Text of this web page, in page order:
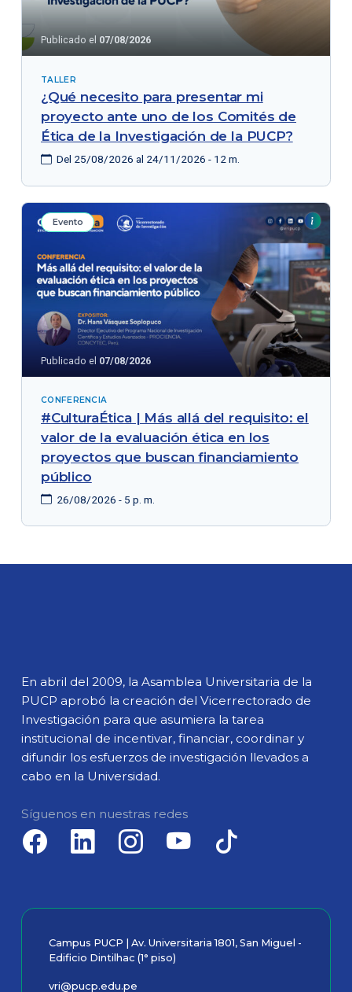
Publicado el 07/08/2026
TALLER
¿Qué necesito para presentar mi
proyecto ante uno de los Comités de
Ética de la Investigación de la PUCP?
Del 25/08/2026 al 24/11/2026 - 12 m.
Evento
Publicado el 07/08/2026
CONFERENCIA
#CulturaÉtica | Más allá del requisito: el
valor de la evaluación ética en los
proyectos que buscan financiamiento
público
26/08/2026 - 5 p. m.
En abril del 2009, la Asamblea Universitaria de la
PUCP aprobó la creación del Vicerrectorado de
Investigación para que asumiera la tarea
institucional de incentivar, financiar, coordinar y
difundir los esfuerzos de investigación llevados a
cabo en la Universidad.
Síguenos en nuestras redes
Campus PUCP | Av. Universitaria 1801, San Miguel -
Edificio Dintilhac (1° piso)
vri@pucp.edu.pe